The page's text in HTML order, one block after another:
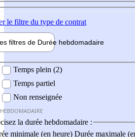
le filtre du type de contrat
filtres de Durée hebdomadaire
Temps plein (2)
Temps partiel
Non renseignée
la durée hebdomadaire :
minimale (en heure) Durée maximale